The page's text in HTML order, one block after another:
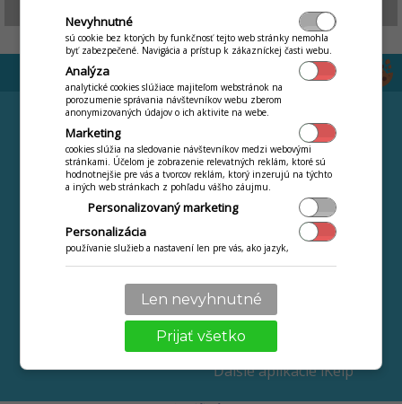
FUNKCIE
Čipový systém
Stravný list
Výkaz stravovaných
osôb
Obratová súpiska
Webová jedáleň
Jedálny lístok na
Internete ZDARMA
STIAHNUŤ
CENNÍK
VIAC
Návody
ONLINE videokurz
Najčastejšie kladené
otazky
Novinky a zmeny
Kontakt
Ochrana osobných
údajov
Ďalšie aplikácie iKelp
Nevyhnutné
sú cookie bez ktorých by funkčnosť tejto web stránky nemohla
byť zabezpečené. Navigácia a prístup k zákazníckej časti webu.
Analýza
analytické cookies slúžiace majiteľom webstránok na
porozumenie správania návštevníkov webu zberom
anonymizovaných údajov o ich aktivite na webe.
Marketing
cookies slúžia na sledovanie návštevníkov medzi webovými
stránkami. Účelom je zobrazenie relevatných reklám, ktoré sú
hodnotnejšie pre vás a tvorcov reklám, ktorý inzerujú na týchto
a iných web stránkach z pohľadu vášho záujmu.
Personalizovaný marketing
Personalizácia
používanie služieb a nastavení len pre vás, ako jazyk,
Len nevyhnutné
Prijať všetko